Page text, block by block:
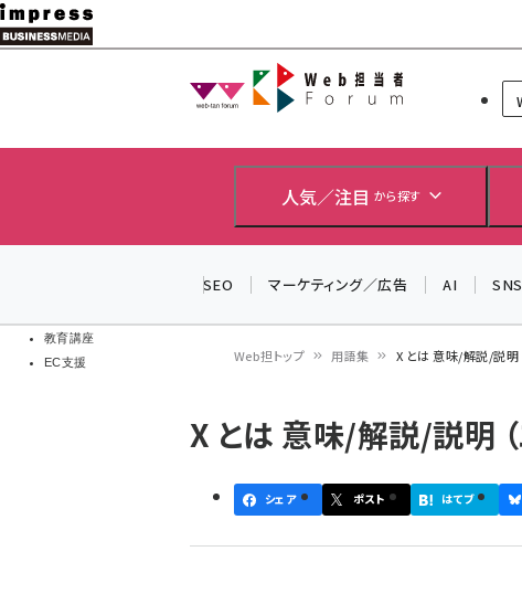
メ
イ
教育講座
EC支援
Web担当者
人気／注目 から探す
SEO マーケティング／広告 AI SNS
ン
く
Web担トップ 用語集 X とは 意味/解説/説明
X とは 意味/解説/説明 （
シェア ポスト はてブ